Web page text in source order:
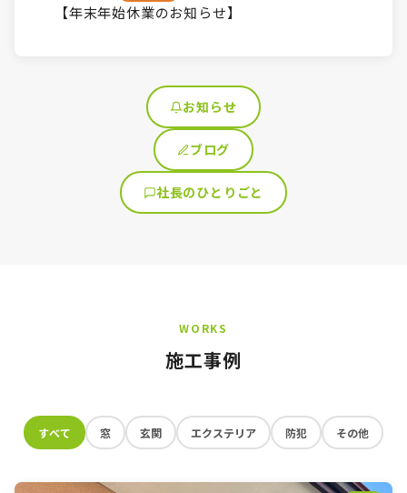
【年末年始休業のお知らせ】
お知らせ
ブログ
社長のひとりごと
WORKS
施工事例
すべて 窓 玄関 エクステリア 防犯 その他